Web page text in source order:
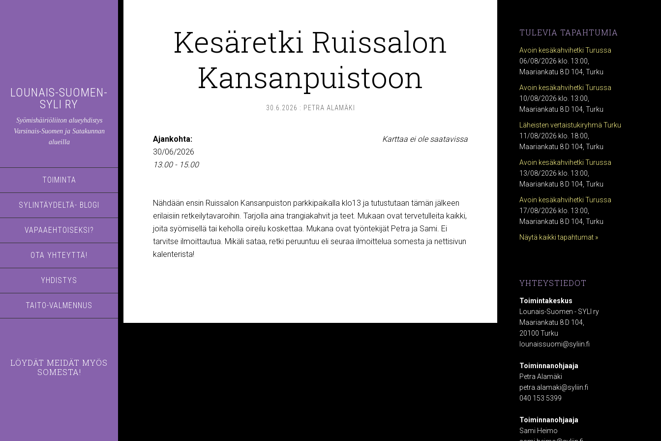
LOUNAIS-SUOMEN-
SYLI RY
Syömishäiriöliiton alueyhdistys
Varsinais-Suomen ja Satakunnan
alueilla
TOIMINTA
SYLINTÄYDELTÄ- BLOGI
VAPAAEHTOISEKSI?
OTA YHTEYTTÄ!
YHDISTYS
TAITO-VALMENNUS
LÖYDÄT MEIDÄT MYÖS
SOMESTA!
Kesäretki Ruissalon
Kansanpuistoon
30.6.2026 : PETRA ALAMÄKI
Karttaa ei ole saatavissa
Ajankohta:
30/06/2026
13.00 - 15.00
Nähdään ensin Ruissalon Kansanpuiston parkkipaikalla klo13 ja tutustutaan tämän jälkeen
erilaisiin retkeilytavaroihin. Tarjolla aina trangiakahvit ja teet. Mukaan ovat tervetulleita kaikki,
joita syömisellä tai keholla oireilu koskettaa. Mukana ovat työntekijät Petra ja Sami. Ei
tarvitse ilmoittautua. Mikäli sataa, retki peruuntuu eli seuraa ilmoittelua somesta ja nettisivun
kalenterista!
TULEVIA TAPAHTUMIA
Avoin kesäkahvihetki Turussa
06/08/2026 klo. 13:00,
Maariankatu 8 D 104, Turku
Avoin kesäkahvihetki Turussa
10/08/2026 klo. 13:00,
Maariankatu 8 D 104, Turku
Läheisten vertaistukiryhmä Turku
11/08/2026 klo. 18:00,
Maariankatu 8 D 104, Turku
Avoin kesäkahvihetki Turussa
13/08/2026 klo. 13:00,
Maariankatu 8 D 104, Turku
Avoin kesäkahvihetki Turussa
17/08/2026 klo. 13:00,
Maariankatu 8 D 104, Turku
Näytä kaikki tapahtumat »
YHTEYSTIEDOT
Toimintakeskus
Lounais-Suomen - SYLI ry
Maariankatu 8 D 104,
20100 Turku
lounaissuomi@syliin.fi
Toiminnanohjaaja
Petra Alamäki
petra.alamaki@syliin.fi
040 153 5399
Toiminnanohjaaja
Sami Heimo